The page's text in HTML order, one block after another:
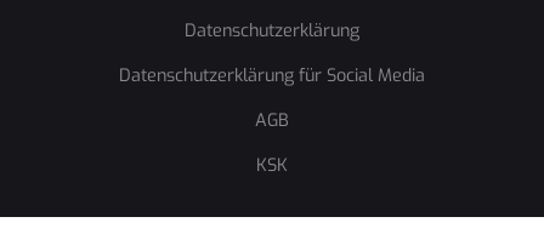
LinkedIn
Datenschutzerklärung
Datenschutzerklärung für Social Media
AGB
KSK